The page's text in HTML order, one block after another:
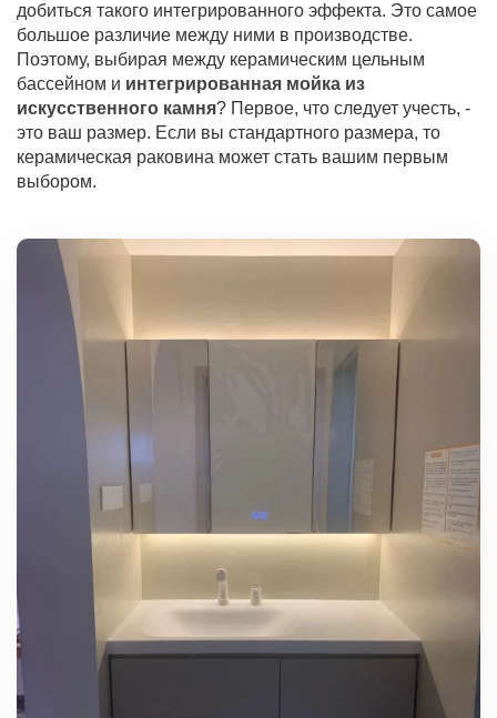
добиться такого интегрированного эффекта. Это самое
большое различие между ними в производстве.
Поэтому, выбирая между керамическим цельным
бассейном и интегрированная мойка из
искусственного камня? Первое, что следует учесть, -
это ваш размер. Если вы стандартного размера, то
керамическая раковина может стать вашим первым
выбором.